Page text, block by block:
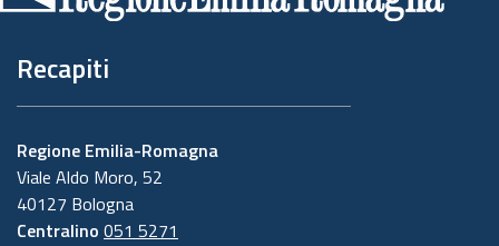
Recapiti
Regione Emilia-Romagna
Viale Aldo Moro, 52
40127 Bologna
Centralino 051 5271